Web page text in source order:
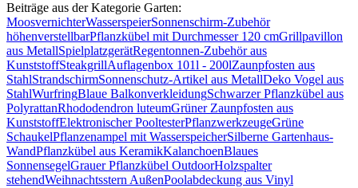
Beiträge aus der Kategorie Garten:
MoosvernichterWasserspeierSonnenschirm-Zubehör
höhenverstellbarPflanzkübel mit Durchmesser 120 cmGrillpavillon
aus MetallSpielplatzgerätRegentonnen-Zubehör aus
KunststoffSteakgrillAuflagenbox 101l - 200lZaunpfosten aus
StahlStrandschirmSonnenschutz-Artikel aus MetallDeko Vogel aus
StahlWurfringBlaue BalkonverkleidungSchwarzer Pflanzkübel aus
PolyrattanRhododendron luteumGrüner Zaunpfosten aus
KunststoffElektronischer PooltesterPflanzwerkzeugeGrüne
SchaukelPflanzenampel mit WasserspeicherSilberne Gartenhaus-
WandPflanzkübel aus KeramikKalanchoenBlaues
SonnensegelGrauer Pflanzkübel OutdoorHolzspalter
stehendWeihnachtsstern AußenPoolabdeckung aus Vinyl